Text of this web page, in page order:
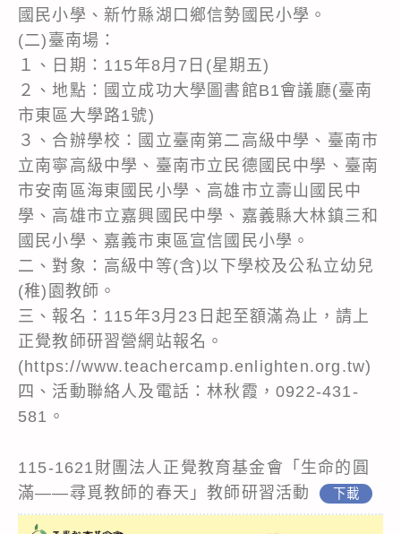
國民小學、新竹縣湖口鄉信勢國民小學。
(二)臺南場：
１、日期：115年8月7日(星期五)
２、地點：國立成功大學圖書館B1會議廳(臺南
市東區大學路1號)
３、合辦學校：國立臺南第二高級中學、臺南市
立南寧高級中學、臺南市立民德國民中學、臺南
市安南區海東國民小學、高雄市立壽山國民中
學、高雄市立嘉興國民中學、嘉義縣大林鎮三和
國民小學、嘉義市東區宣信國民小學。
二、對象：高級中等(含)以下學校及公私立幼兒
(稚)園教師。
三、報名：115年3月23日起至額滿為止，請上
正覺教師研習營網站報名。
(https://www.teachercamp.enlighten.org.tw)
四、活動聯絡人及電話：林秋霞，0922-431-
581。
115-1621財團法人正覺教育基金會「生命的圓
滿——尋覓教師的春天」教師研習活動
下載